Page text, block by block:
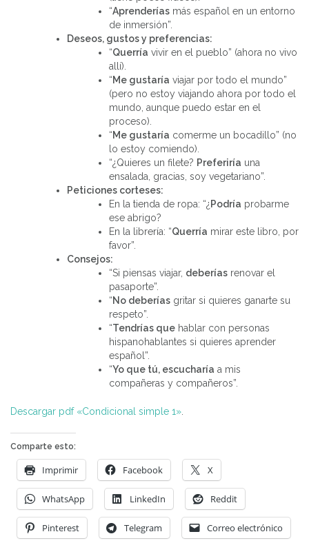
“Aprenderías más español en un entorno
de inmersión”.
Deseos, gustos y preferencias:
“Querría vivir en el pueblo” (ahora no vivo
allí).
“Me gustaría viajar por todo el mundo”
(pero no estoy viajando ahora por todo el
mundo, aunque puedo estar en el
proceso).
“Me gustaría comerme un bocadillo” (no
lo estoy comiendo).
“¿Quieres un filete? Preferiría una
ensalada, gracias, soy vegetariano”.
Peticiones corteses:
En la tienda de ropa: “¿ Podría probarme
ese abrigo?
En la librería: “Querría mirar este libro, por
favor”.
Consejos:
“Si piensas viajar, deberías renovar el
pasaporte”.
“No deberías gritar si quieres ganarte su
respeto”.
“Tendrías que hablar con personas
hispanohablantes si quieres aprender
español”.
“Yo que tú, escucharía a mis
compañeras y compañeros”.
Descargar pdf «Condicional simple 1»
Comparte esto:
Imprimir Facebook X
WhatsApp LinkedIn Reddit
Pinterest Telegram Correo electrónico